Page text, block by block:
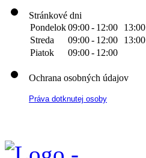
Stránkové dni
Pondelok09:00- 12:00 13:00
Streda
09:00- 12:00 13:00
Piatok
09:00- 12:00
Ochrana osobných údajov
Práva dotknutej osoby